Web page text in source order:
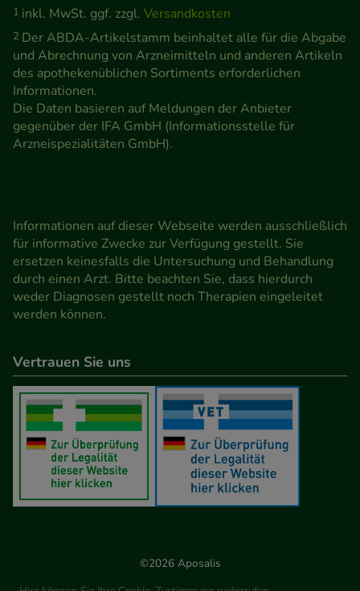
1 inkl. MwSt. ggf. zzgl. Versandkosten
2 Der ABDA-Artikelstamm beinhaltet alle für die Abgabe
und Abrechnung von Arzneimitteln und anderen Artikeln
des apothekenüblichen Sortiments erforderlichen
Informationen.
Die Daten basieren auf Meldungen der Anbieter
gegenüber der IFA GmbH (Informationsstelle für
Arzneispezialitäten GmbH).
Informationen auf dieser Webseite werden ausschließlich
für informative Zwecke zur Verfügung gestellt. Sie
ersetzen keinesfalls die Untersuchung und Behandlung
durch einen Arzt. Bitte beachten Sie, dass hierdurch
weder Diagnosen gestellt noch Therapien eingeleitet
werden können.
Vertrauen Sie uns
©2026 Aposalis